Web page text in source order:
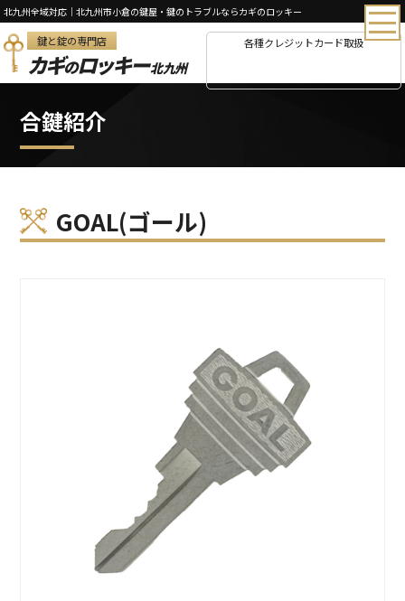
北九州全域対応｜北九州市小倉の鍵屋・鍵のトラブルならカギのロッキー
鍵と錠の専門店
カギのロッキー北九州
各種クレジットカード取扱
合鍵紹介
GOAL(ゴール)